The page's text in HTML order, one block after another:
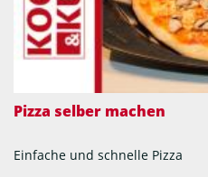
Pizza selber machen
Einfache und schnelle Pizza